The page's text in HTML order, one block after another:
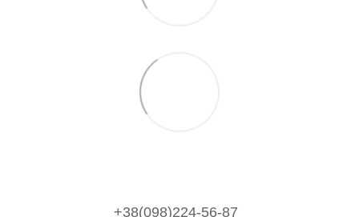
+38(098)224-56-87